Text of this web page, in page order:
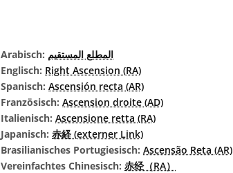
Arabisch: المطلع المستقيم
Englisch: Right Ascension (RA)
Spanisch: Ascensión recta (AR)
Französisch: Ascension droite (AD)
Italienisch: Ascensione retta (RA)
Japanisch: 赤経 (externer Link)
Brasilianisches Portugiesisch: Ascensão Reta (AR)
Vereinfachtes Chinesisch: 赤经（RA）